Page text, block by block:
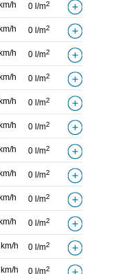
h 0 l/m2
h 0 l/m2
h 0 l/m2
h 0 l/m2
h 0 l/m2
h 0 l/m2
h 0 l/m2
h 0 l/m2
h 0 l/m2
h 0 l/m2
h 0 l/m2
h 0 l/m2